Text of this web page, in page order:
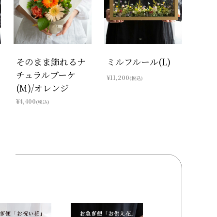
そのまま飾れるナ
チュラルブーケ
(M)/オレンジ
¥4,400(税込)
ミルフルール(L)
¥11,200(税込)